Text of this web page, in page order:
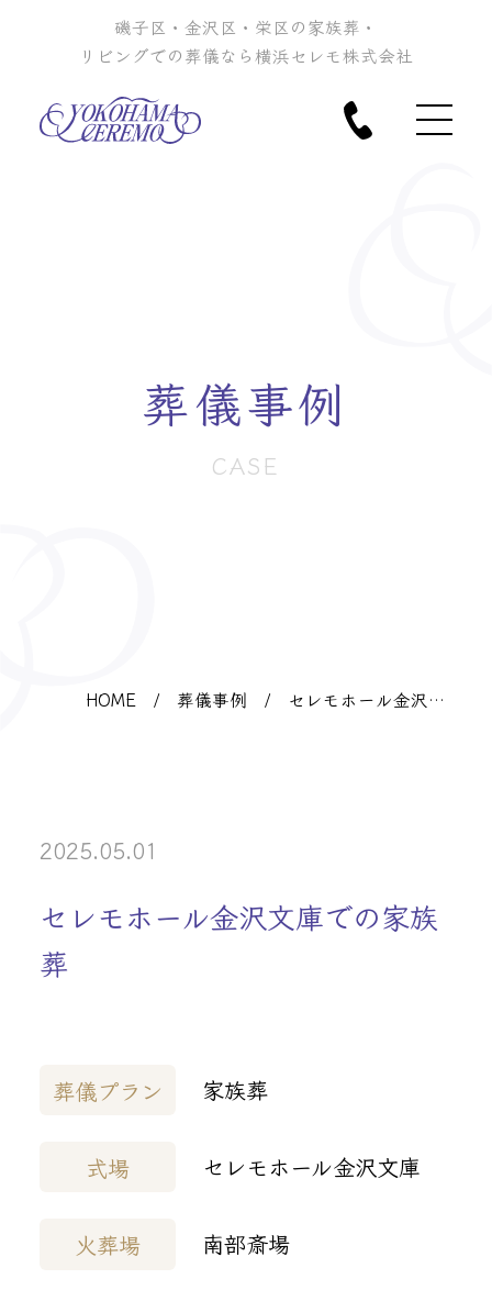
磯子区・金沢区・栄区の家族葬・
リビングでの葬儀なら横浜セレモ株式会社
葬儀事例
CASE
HOME / 葬儀事例 / セレモホール金沢文
庫での家族葬
2025.05.01
セレモホール金沢文庫での家族
葬
葬儀プラン 家族葬
式場 セレモホール金沢文庫
火葬場 南部斎場